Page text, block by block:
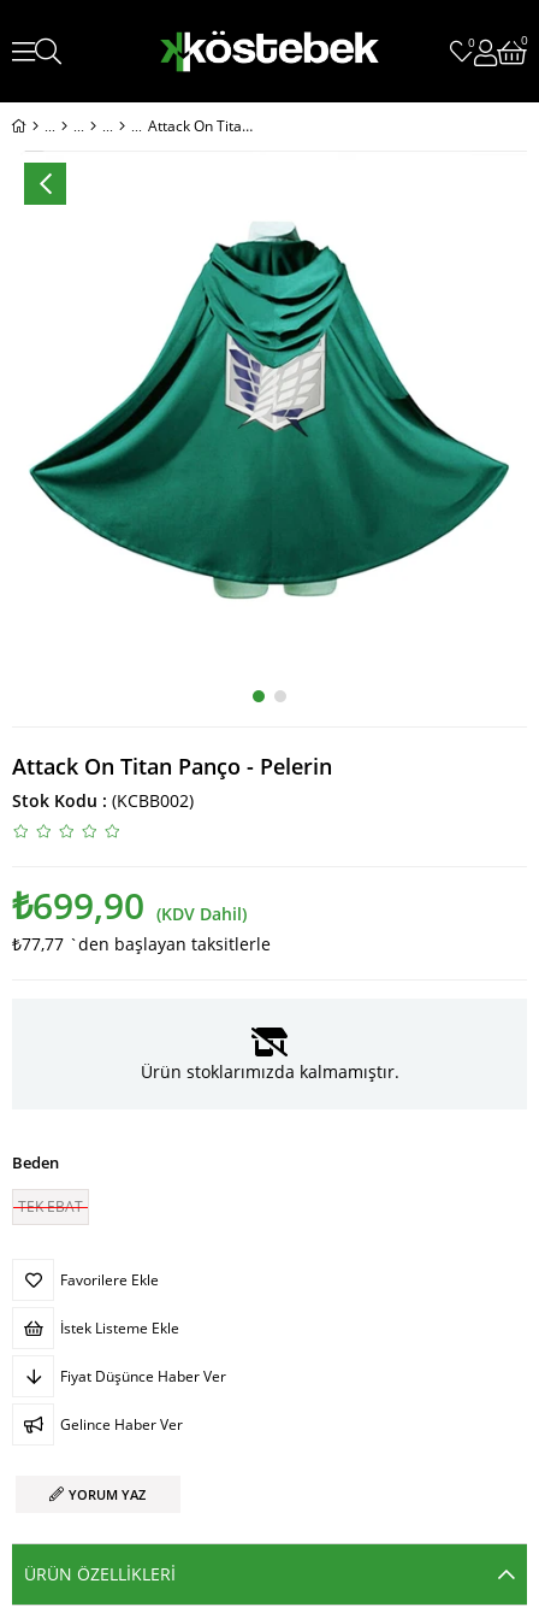
0 0
Attack On Titan Panço - Pelerin
Attack On Titan Panço - Pelerin
Stok Kodu (KCBB002)
₺699,90 (KDV Dahil)
₺77,77 `den başlayan taksitlerle
Ürün stoklarımızda kalmamıştır.
Beden
TEK EBAT
Favorilere Ekle
İstek Listeme Ekle
Fiyat Düşünce Haber Ver
Gelince Haber Ver
YORUM YAZ
ÜRÜN ÖZELLIKLERI